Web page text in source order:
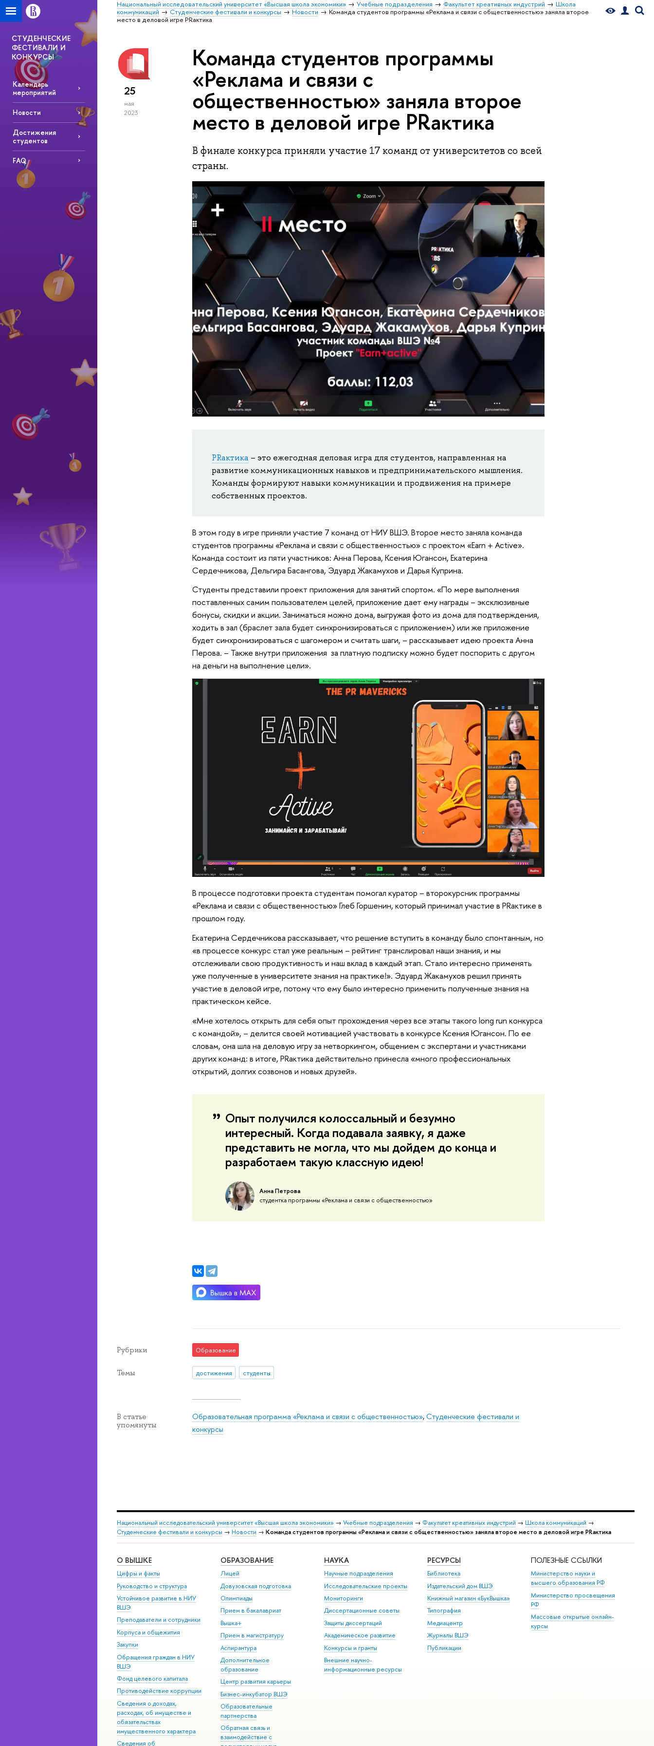
Национальный исследовательский университет «Высшая школа экономики» Учебные подразделения Факультет креативных индустрий
Школа
коммуникаций
Студенческие фестивали и конкурсы Новости
Команда студентов программы «Реклама и связи с общественностью» заняла второе
место в деловой игре PRактика
СТУДЕНЧЕСКИЕ
ФЕСТИВАЛИ И
КОНКУРСЫ
Календарь
мероприятий
Новости
Достижения
студентов
FAQ
25
мая
2023
Команда студентов программы
«Реклама и связи с
общественностью» заняла второе
место в деловой игре PRактика
В финале конкурса приняли участие 17 команд от университетов со всей
страны.
PRактика – это ежегодная деловая игра для студентов, направленная на
развитие коммуникационных навыков и предпринимательского мышления.
Команды формируют навыки коммуникации и продвижения на примере
собственных проектов.
В этом году в игре приняли участие 7 команд от НИУ ВШЭ. Второе место заняла команда
студентов программы «Реклама и связи с общественностью» с проектом «Earn + Active».
Команда состоит из пяти участников: Анна Перова, Ксения Югансон, Екатерина
Сердечникова, Дельгира Басангова, Эдуард Жакамухов и Дарья Куприна.
Студенты представили проект приложения для занятий спортом. «По мере выполнения
поставленных самим пользователем целей, приложение дает ему награды – эксклюзивные
бонусы, скидки и акции. Заниматься можно дома, выгружая фото из дома для подтверждения,
ходить в зал (браслет зала будет синхронизироваться с приложением) или же приложение
будет синхронизироваться с шагомером и считать шаги, – рассказывает идею проекта Анна
Перова. – Также внутри приложения за платную подписку можно будет поспорить с другом
на деньги на выполнение цели».
В процессе подготовки проекта студентам помогал куратор – второкурсник программы
«Реклама и связи с общественностью» Глеб Горшенин, который принимал участие в PRактике в
прошлом году.
Екатерина Сердечникова рассказывает, что решение вступить в команду было спонтанным, но
«в процессе конкурс стал уже реальным – рейтинг транслировал наши знания, и мы
отслеживали свою продуктивность и наш вклад в каждый этап. Стало интересно применять
уже полученные в университете знания на практике!». Эдуард Жакамухов решил принять
участие в деловой игре, потому что ему было интересно применить полученные знания на
практическом кейсе.
«Мне хотелось открыть для себя опыт прохождения через все этапы такого long run конкурса
с командой», – делится своей мотивацией участвовать в конкурсе Ксения Югансон. По ее
словам, она шла на деловую игру за нетворкингом, общением с экспертами и участниками
других команд: в итоге, PRактика действительно принесла «много профессиональных
открытий, долгих созвонов и новых друзей».
Опыт получился колоссальный и безумно
интересный. Когда подавала заявку, я даже
представить не могла, что мы дойдем до конца и
разработаем такую классную идею!
Анна Петрова
студентка программы «Реклама и связи с общественностью»
Рубрики Образование
Темы достижения студенты
В статье
упомянуты
Образовательная программа «Реклама и связи с общественностью»,Студенческие фестивали и
конкурсы
Национальный исследовательский университет «Высшая школа экономики» → Учебные подразделения → Факультет креативных индустрий → Школа коммуникаций →
Студенческие фестивали и конкурсы → Новости → Команда студентов программы «Реклама и связи с общественностью» заняла второе место в деловой игре PRактика
О ВЫШКЕ
Цифры и факты
Руководство и структура
Устойчивое развитие в НИУ
ВШЭ
Преподаватели и сотрудники
Корпуса и общежития
Закупки
Обращения граждан в НИУ
ВШЭ
Фонд целевого капитала
Противодействие коррупции
Сведения о доходах,
расходах, об имуществе и
обязательствах
имущественного характера
Сведения об
ОБРАЗОВАНИЕ
Лицей
Довузовская подготовка
Олимпиады
Прием в бакалавриат
Вышка+
Прием в магистратуру
Аспирантура
Дополнительное
образование
Центр развития карьеры
Бизнес-инкубатор ВШЭ
Образовательные
партнерства
Обратная связь и
взаимодействие с
НАУКА
Научные подразделения
Исследовательские проекты
Мониторинги
Диссертационные советы
Защиты диссертаций
Академическое развитие
Конкурсы и гранты
Внешние научно-
информационные ресурсы
РЕСУРСЫ
Библиотека
Издательский дом ВШЭ
Книжный магазин «БукВышка»
Типография
Медиацентр
Журналы ВШЭ
Публикации
ПОЛЕЗНЫЕ ССЫЛКИ
Министерство науки и
высшего образования РФ
Министерство просвещения
РФ
Массовые открытые онлайн-
курсы